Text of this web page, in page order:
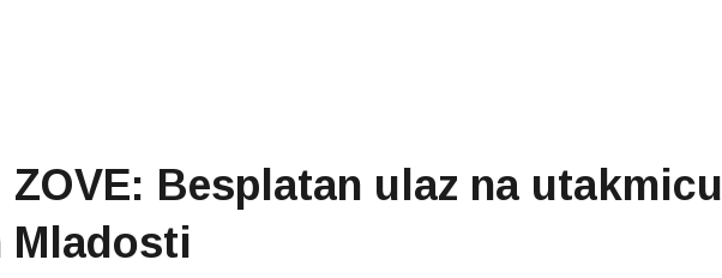
ZOVE: Besplatan ulaz na utakmicu
Mladosti